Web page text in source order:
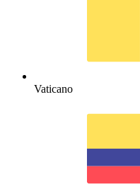
Vaticano